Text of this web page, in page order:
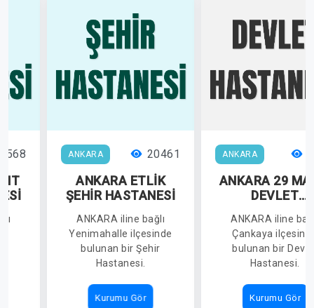
ANKARA 20461
ANKARA ETLİK
ŞEHİR HASTANESİ
ANKARA iline bağlı
Yenimahalle ilçesinde
bulunan bir Şehir
Hastanesi.
Kurumu Gör
ANKARA
ANKARA 29
DEVLET
ANKARA iline
Çankaya
bulunan bir
Hastanesi.
Kurumu Gör